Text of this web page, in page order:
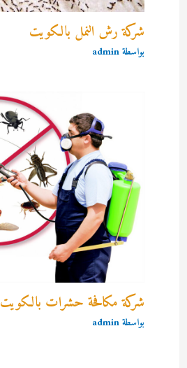
شركة رش النمل بالكويت
بواسطةadmin
شركة مكافحة حشرات بالكويت
بواسطةadmin